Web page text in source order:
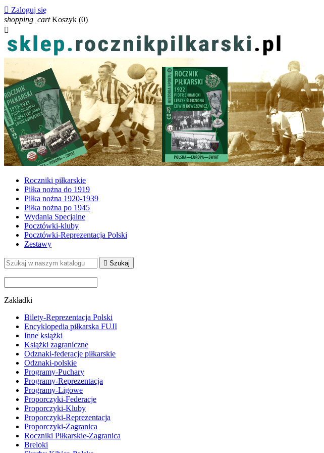
 Zaloguj się
shopping_cart Koszyk (0)

Roczniki piłkarskie
Piłka nożna do 1919
Piłka nożna 1920-1939
Piłka nożna po 1945
Wydania Specjalne
Pocztówki-kluby
Pocztówki-Reprezentacja Polski
Zestawy
 Szukaj
Zakładki
Bilety-Reprezentacja Polski
Encyklopedia piłkarska FUJI
Inne książki
Książki zagraniczne
Odznaki-federacje piłkarskie
Odznaki-polskie
Programy-Puchary
Programy-Reprezentacja
Programy-Ligowe
Proporczyki-Federacje
Proporczyki-Kluby
Proporczyki-Reprezentacja
Proporczyki-Zagranica
Roczniki Piłkarskie-Zagranica
Breloki